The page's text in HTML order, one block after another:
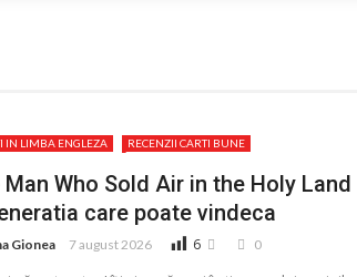
IN LIMBA ENGLEZA RECENZII CARTI BUNE
Man Who Sold Air in the Holy Land
care poate vindeca
Gionea 7 august 2026 6 0